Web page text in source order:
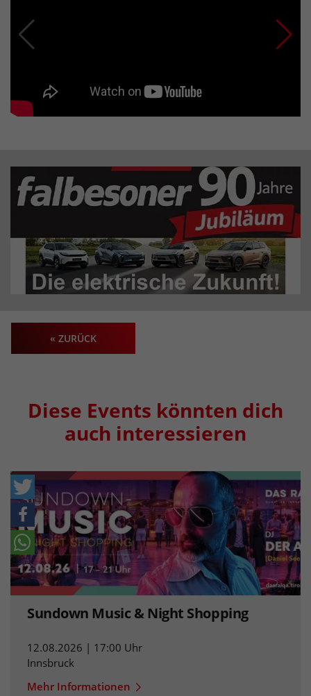
« ZURÜCK
Diese Events könnten dich
auch interessieren
Sundown Music & Night Shopping
12.08.2026 | 17:00 Uhr
Innsbruck
Mehr Informationen